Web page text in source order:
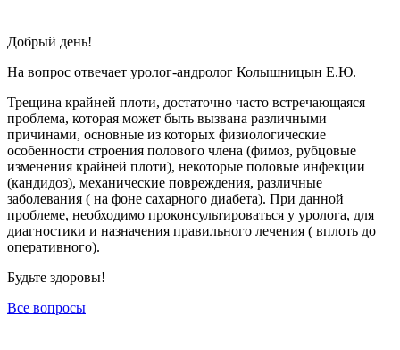
Добрый день!
На вопрос отвечает уролог-андролог Колышницын Е.Ю.
Трещина крайней плоти, достаточно часто встречающаяся
проблема, которая может быть вызвана различными
причинами, основные из которых физиологические
особенности строения полового члена (фимоз, рубцовые
изменения крайней плоти), некоторые половые инфекции
(кандидоз), механические повреждения, различные
заболевания ( на фоне сахарного диабета). При данной
проблеме, необходимо проконсультироваться у уролога, для
диагностики и назначения правильного лечения ( вплоть до
оперативного).
Будьте здоровы!
Все вопросы